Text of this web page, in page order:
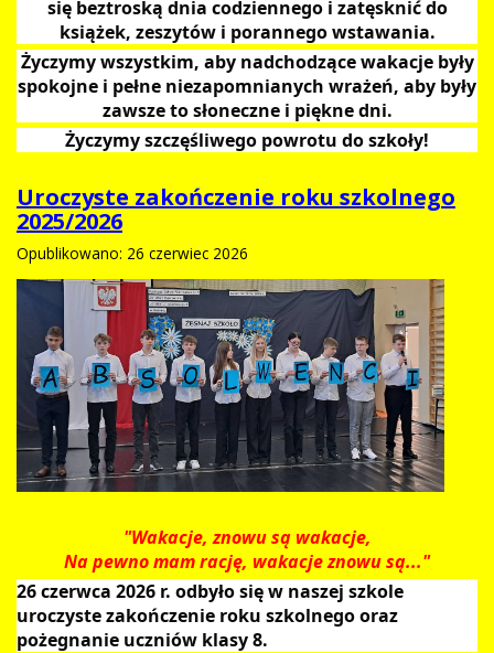
się beztroską dnia codziennego i zatęsknić do
książek, zeszytów i porannego wstawania.
Życzymy wszystkim, aby nadchodzące wakacje były
spokojne i pełne niezapomnianych wrażeń, aby były
zawsze to słoneczne i piękne dni.
Życzymy szczęśliwego powrotu do szkoły!
Uroczyste zakończenie roku szkolnego
2025/2026
Opublikowano: 26 czerwiec 2026
"Wakacje, znowu są wakacje,
Na pewno mam rację, wakacje znowu są..."
26 czerwca 2026 r. odbyło się w naszej szkole
uroczyste zakończenie roku szkolnego oraz
pożegnanie uczniów klasy 8.